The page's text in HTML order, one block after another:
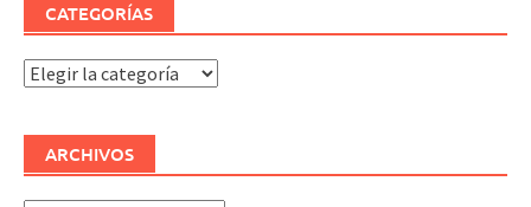
CATEGORÍAS
Categorías
ARCHIVOS